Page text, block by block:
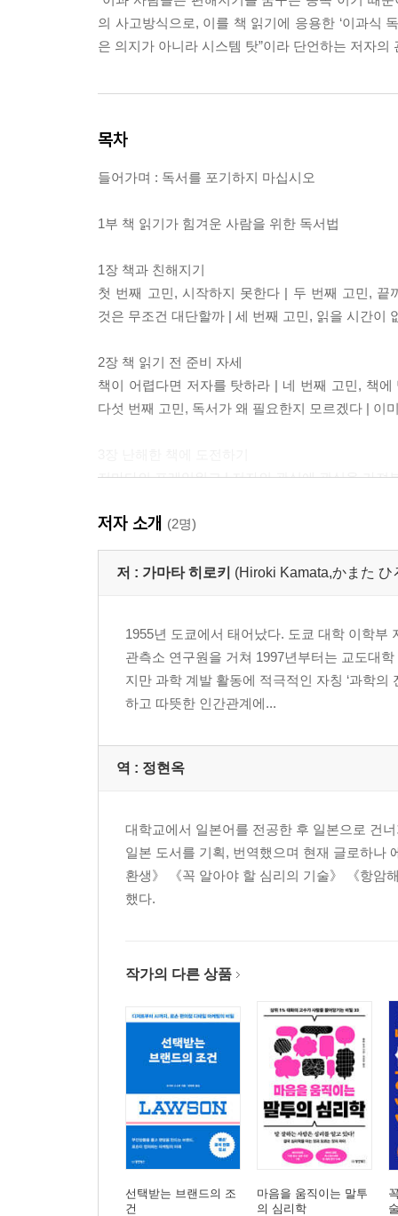
의 사고방식으로, 이를 책 읽기에 응용한 ‘이과식
은 의지가 아니라 시스템 탓”이라 단언하는 저자
목차
들어가며 : 독서를 포기하지 마십시오
1부 책 읽기가 힘겨운 사람을 위한 독서법
1장 책과 친해지기
첫 번째 고민, 시작하지 못한다 | 두 번째 고민,
것은 무조건 대단할까 | 세 번째 고민, 읽을 시간이
2장 책 읽기 전 준비 자세
책이 어렵다면 저자를 탓하라 | 네 번째 고민, 책
다섯 번째 고민, 독서가 왜 필요한지 모르겠다 | 이
저마다의 프레임워크 | 저자의 관심에 관심을 가
4장 다독, 속독, 지독의 기술
다독과 속독이라는 망령 | 속독에는 목적이 있다
2부 일과 공부에 효과적인 독서법
5장 결과를 만들어내는 독서
지적 소비와 지적 생산을 구분하라 | 풀 수 있는
6장 책을 고르고 정리하는 법
7장 책을 문구처럼 써라
어디에 밑줄을 그을까 | 나만의 상호 참조 만들
이과식 독서법이란
8장 소유하지 않는 독서 인생
스톡에서 플로우로 | 책을 포기하는 용기 | 있는 것
저자 소개 (2명)
저 : 가마타 히로키 (Hiroki Kamata,かまた ひ
1955년 도쿄에서 태어났다. 도쿄 대학 이학
관측소 연구원을 거쳐 1997년부터는 교도대
지만 과학 계발 활동에 적극적인 자칭 ‘과학
하고 따뜻한 인간관계에...
역 : 정현옥
대학교에서 일본어를 전공한 후 일본으로 건
일본 도서를 기획, 번역했으며 현재 글로하나
환생》 《꼭 알아야 할 심리의 기술》 《항암
했다.
작가의 다른 상품
선택받는 브랜드의 조
건
마음을 움직이는 말투
의 심리학